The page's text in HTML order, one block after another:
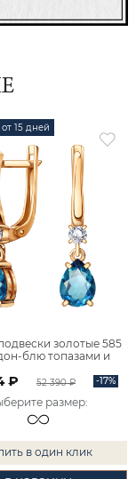
15 дней
золотые 585
топазами и
2101174-00740
₽ 52 390 ₽ -17%
размер:
в один клик